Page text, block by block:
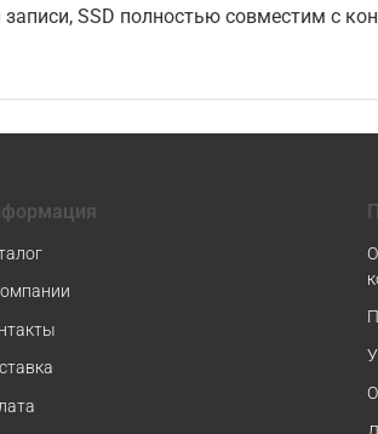
SSD полностью совместим с